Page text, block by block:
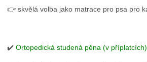
👉 skvělá volba jako matrace pro psa pro
✔️ Ortopedická studená pěna (v příplatcích)